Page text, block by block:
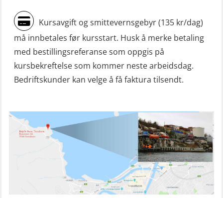
Livbåtfører sliskelivbåt repetisjon
(OSE1301)
Livbåtfører sliskestuplivbåt –
grunnleggende (OSE129)
(OSE114)
Mann-Over-Bord (hurtiggående) liten
båt m/mørkekjøring – repetisjon
(OSE151)
Mann-Over-Bord (hurtiggående) liten
Kursavgift og smittevernsgebyr (135 kr/dag)
må innbetales før kursstart. Husk å merke betaling
med bestillingsreferanse som oppgis på
kursbekreftelse som kommer neste arbeidsdag.
Bedriftskunder kan velge å få faktura tilsendt.